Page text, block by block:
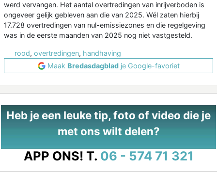
werd vervangen. Het aantal overtredingen van inrijverboden is
ongeveer gelijk gebleven aan die van 2025. Wél zaten hierbij
17.728 overtredingen van nul-emissiezones en die regelgeving
was in de eerste maanden van 2025 nog niet vastgesteld.
rood, overtredingen, handhaving
Maak Bredasdagbladje Google-favoriet
Heb je een leuke tip, foto of video die je
met ons wilt delen?
APP ONS! T. 06 - 574 71 321